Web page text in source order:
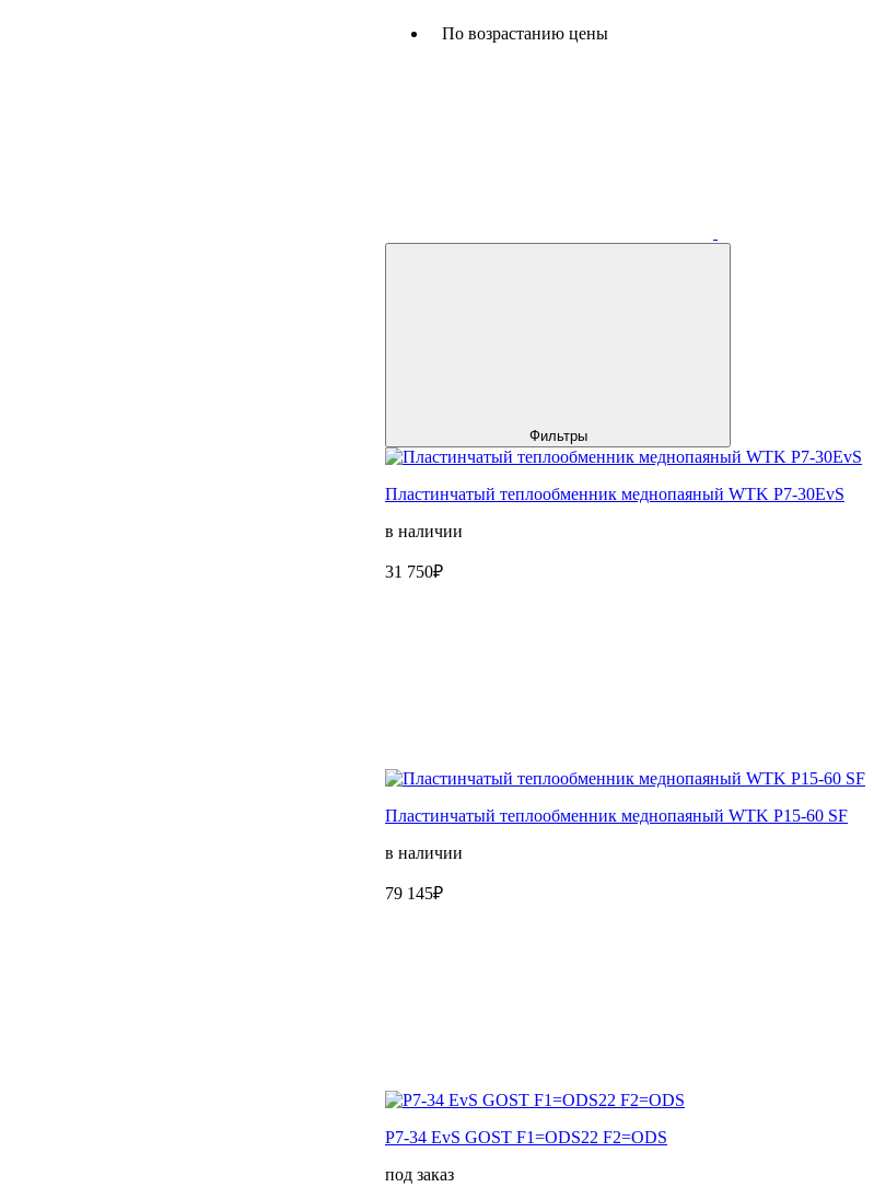
По возрастанию цены
Фильтры
Пластинчатый теплообменник меднопаяный WTK P7-30EvS
в наличии
31 750₽
Пластинчатый теплообменник меднопаяный WTK P15-60 SF
в наличии
79 145₽
P7-34 EvS GOST F1=ODS22 F2=ODS
под заказ